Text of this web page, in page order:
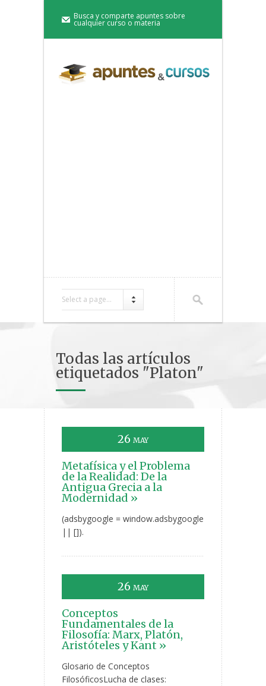
Busca y comparte apuntes sobre
cualquier curso o materia
Select a page...
Todas las artículos
etiquetados "Platon"
26 MAY
Metafísica y el Problema
de la Realidad: De la
Antigua Grecia a la
Modernidad »
(adsbygoogle = window.adsbygoogle
|| []).
26 MAY
Conceptos
Fundamentales de la
Filosofía: Marx, Platón,
Aristóteles y Kant »
Glosario de Conceptos
FilosóficosLucha de clases: